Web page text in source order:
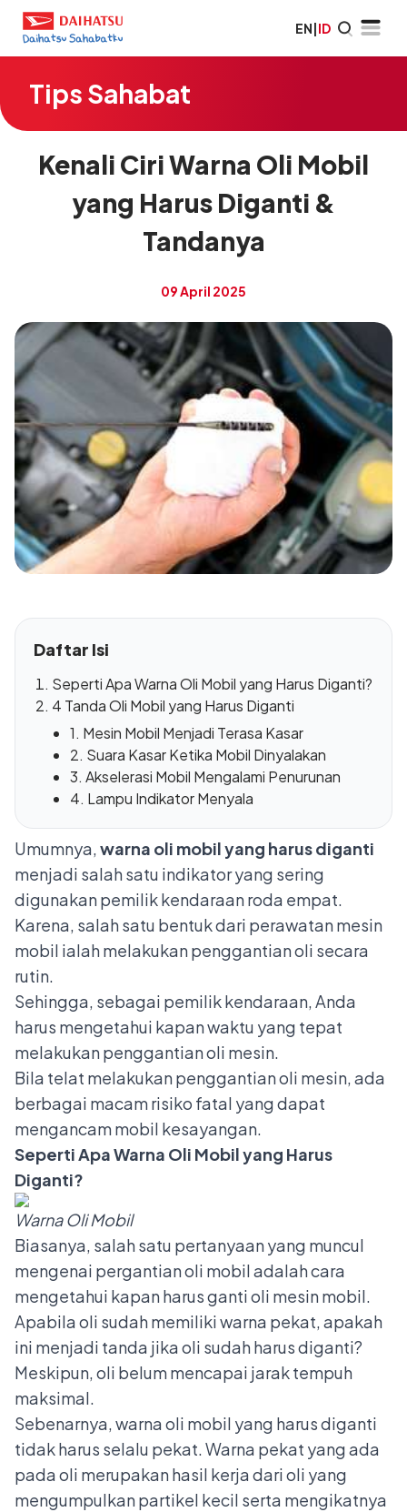
EN|ID
Tips Sahabat
Kenali Ciri Warna Oli Mobil
yang Harus Diganti &
Tandanya
09 April 2025
Daftar Isi
Seperti Apa Warna Oli Mobil yang Harus Diganti?
4 Tanda Oli Mobil yang Harus Diganti
1. Mesin Mobil Menjadi Terasa Kasar
2. Suara Kasar Ketika Mobil Dinyalakan
3. Akselerasi Mobil Mengalami Penurunan
4. Lampu Indikator Menyala
Umumnya,warna oli mobil yang harus diganti
menjadi salah satu indikator yang sering
digunakan pemilik kendaraan roda empat.
Karena, salah satu bentuk dari perawatan mesin
mobil ialah melakukan penggantian oli secara
rutin.
Sehingga, sebagai pemilik kendaraan, Anda
harus mengetahui kapan waktu yang tepat
melakukan penggantian oli mesin.
Bila telat melakukan penggantian oli mesin, ada
berbagai macam risiko fatal yang dapat
mengancam mobil kesayangan.
Seperti Apa Warna Oli Mobil yang Harus
Diganti?
Warna Oli Mobil
Biasanya, salah satu pertanyaan yang muncul
mengenai pergantian oli mobil adalah cara
mengetahui kapan harusganti oli mesin mobil.
Apabila oli sudah memiliki warna pekat, apakah
ini menjadi tanda jika oli sudah harus diganti?
Meskipun, oli belum mencapai jarak tempuh
maksimal.
Sebenarnya, warna oli mobil yang harus diganti
tidak harus selalu pekat. Warna pekat yang ada
pada oli merupakan hasil kerja dari oli yang
mengumpulkan partikel kecil serta mengikatnya